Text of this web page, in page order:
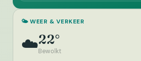
🌤️ WEER & VERKEER
☁️22°
Bewolkt